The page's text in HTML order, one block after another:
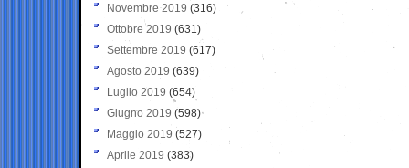
Novembre 2019 (316)
Ottobre 2019 (631)
Settembre 2019 (617)
Agosto 2019 (639)
Luglio 2019 (654)
Giugno 2019 (598)
Maggio 2019 (527)
Aprile 2019 (383)